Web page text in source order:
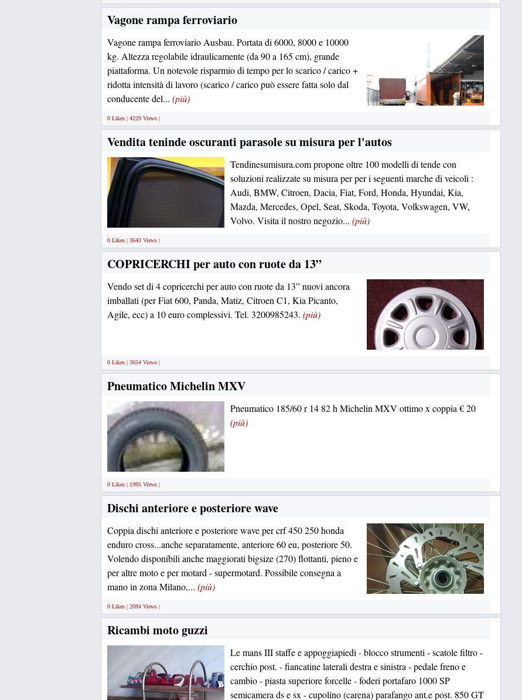
Vagone rampa ferroviario
Vagone rampa ferroviario Ausbau. Portata di 6000, 8000 e 10000
kg. Altezza regolabile idraulicamente (da 90 a 165 cm), grande
piattaforma. Un notevole risparmio di tempo per lo scarico / carico +
ridotta intensità di lavoro (scarico / carico può essere fatta solo dal
conducente del... (più)
0 Likes | 4229 Views |
Vendita teninde oscuranti parasole su misura per l'autos
Tendinesumisura.com propone oltre 100 modelli di tende con
soluzioni realizzate su misura per per i seguenti marche di veicoli :
Audi, BMW, Citroen, Dacia, Fiat, Ford, Honda, Hyundai, Kia,
Mazda, Mercedes, Opel, Seat, Skoda, Toyota, Volkswagen, VW,
Volvo. Visita il nostro negozio... (più)
0 Likes | 3643 Views |
COPRICERCHI per auto con ruote da 13”
Vendo set di 4 copricerchi per auto con ruote da 13” nuovi ancora
imballati (per Fiat 600, Panda, Matiz, Citroen C1, Kia Picanto,
Agile, ecc) a 10 euro complessivi. Tel. 3200985243. (più)
0 Likes | 3654 Views |
Pneumatico Michelin MXV
Pneumatico 185/60 r 14 82 h Michelin MXV ottimo x coppia € 20
(più)
0 Likes | 1995 Views |
Dischi anteriore e posteriore wave
Coppia dischi anteriore e posteriore wave per crf 450 250 honda
enduro cross...anche separatamente, anteriore 60 eu, posteriore 50.
Volendo disponibili anche maggiorati bigsize (270) flottanti, pieno e
per altre moto e per motard - supermotard. Possibile consegna a
mano in zona Milano,... (più)
0 Likes | 2094 Views |
Ricambi moto guzzi
Le mans III staffe e appoggiapiedi - blocco strumenti - scatole filtro -
cerchio post. - fiancatine laterali destra e sinistra - pedale freno e
cambio - piasta superiore forcelle - foderi portafaro 1000 SP
semicamera ds e sx - cupolino (carena) parafango ant.e post. 850 GT